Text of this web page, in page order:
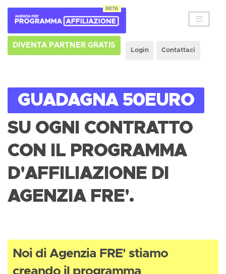
BETA
DIVENTA PARTNER GRATIS
Login Contattaci
GUADAGNA 50EURO
SU OGNI CONTRATTO
CON IL PROGRAMMA
D'AFFILIAZIONE DI
AGENZIA FRE'.
Noi di Agenzia FRE' stiamo
creando il programma